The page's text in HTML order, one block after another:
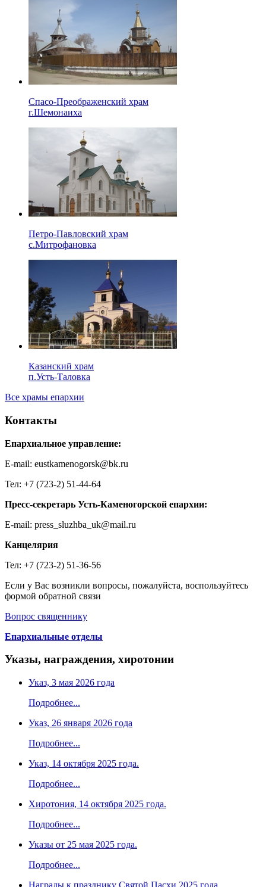
Спасо-Преображенский храм
г.Шемонаиха
Петро-Павловский храм
с.Митрофановка
Казанский храм
п.Усть-Таловка
Все храмы епархии
Контакты
Епархиальное управление:
E-mail: eustkamenogorsk@bk.ru
Тел: +7 (723-2) 51-44-64
Пресс-секретарь Усть-Каменогорской епархии:
E-mail: press_sluzhba_uk@mail.ru
Канцелярия
Тел: +7 (723-2) 51-36-56
Если у Вас возникли вопросы, пожалуйста, воспользуйтесь
формой обратной связи
Вопрос священнику
Епархиальные отделы
Указы, награждения, хиротонии
Указ, 3 мая 2026 года
Подробнее...
Указ, 26 января 2026 года
Подробнее...
Указ, 14 октября 2025 года.
Подробнее...
Хиротония, 14 октября 2025 года.
Подробнее...
Указы от 25 мая 2025 года.
Подробнее...
Награды к празднику Святой Пасхи 2025 года